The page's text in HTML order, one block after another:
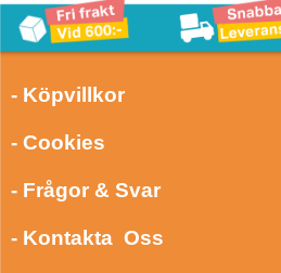
- Köpvillkor
- Cookies
- Frågor & Svar
- Kontakta Oss